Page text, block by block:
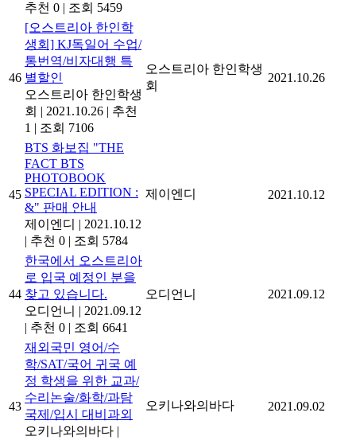
추천 0 | 조회 5459
46
[오스트리아 한인학
생회] KJ독일어 수업/
통번역/비자대행 특
별할인
오스트리아 한인학생
회 | 2021.10.26 | 추천
1 | 조회 7106
오스트리아 한인학생
회
2021.10.26
45
BTS 화보집 "THE
FACT BTS
PHOTOBOOK
SPECIAL EDITION :
&" 판매 안내
제이엔디 | 2021.10.12
| 추천 0 | 조회 5784
제이엔디 2021.10.12
44
한국에서 오스트리아
로 입국 예정인 분을
찾고 있습니다.
오디언니 | 2021.09.12
| 추천 0 | 조회 6641
오디언니 2021.09.12
43
재외국민 영어/수
학/SAT/국어 귀국 예
정 학생을 위한 교과/
수리논술/화학/과탐
국제/입시 대비과외
오키나와의바다 |
오키나와의바다 2021.09.02